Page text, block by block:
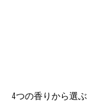
4つの香りから選